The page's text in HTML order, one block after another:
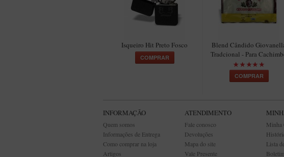
Isqueiro Hit Preto Fosco
COMPRAR
Blend Cândido
Tradcional - Para
COMPRAR
INFORMAÇÃO
Quem somos
Informações de Entrega
Como comprar na loja
Artigos
ATENDIMENTO
Fale conosco
Devoluções
Mapa do site
Vale Presente
Minha
Lista